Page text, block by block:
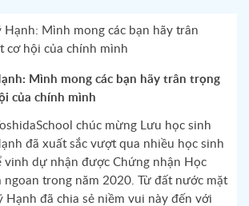
Mình mong các bạn hãy trân trọng
của chính mình
chúc mừng Lưu học sinh
đã xuất sắc vượt qua nhiều học sinh
vinh dự nhận được Chứng nhận Học
ngoan trong năm 2020. Từ đất nước mặt
Hạnh đã chia sẻ niềm vui này đến với